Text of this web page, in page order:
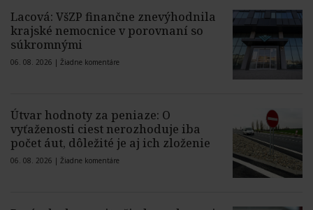
Lacová: VšZP finančne znevýhodnila
krajské nemocnice v porovnaní so
súkromnými
06. 08. 2026 | Žiadne komentáre
Útvar hodnoty za peniaze: O
vyťaženosti ciest nerozhoduje iba
počet áut, dôležité je aj ich zloženie
06. 08. 2026 | Žiadne komentáre